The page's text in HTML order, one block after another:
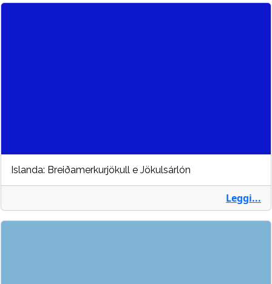
Islanda: Breiðamerkurjökull e Jökulsárlón
Leggi...